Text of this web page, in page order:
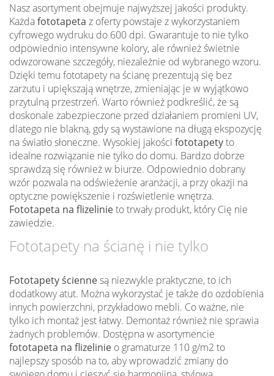
Nasz asortyment obejmuje najwyższej jakości produkty.
Każdafototapeta z oferty powstaje z wykorzystaniem
cyfrowego wydruku do 600 dpi. Gwarantuje to nie tylko
odpowiednio intensywne kolory, ale również świetnie
odwzorowane szczegóły, niezależnie od wybranego wzoru.
Dzięki temu fototapety na ścianę prezentują się bez
zarzutu i upiększają wnętrze, zmieniając je w wyjątkowo
przytulną przestrzeń. Warto również podkreślić, że są
doskonale zabezpieczone przed działaniem promieni UV,
dlatego nie blakną, gdy są wystawione na długą ekspozycję
na światło słoneczne. Wysokiej jakości fototapetyto
idealne rozwiązanie nie tylko do domu. Bardzo dobrze
sprawdzą się również w biurze. Odpowiednio dobrany
wzór pozwala na odświeżenie aranżacji, a przy okazji na
optyczne powiększenie i rozświetlenie wnętrza.
Fototapeta na flizelinieto trwały produkt, który Cię nie
zawiedzie.
Fototapety na ścianę i nie tylko
Fototapety ściennesą niezwykle praktyczne, to ich
dodatkowy atut. Można wykorzystać je także do ozdobienia
innych powierzchni, przykładowo mebli. Co ważne, nie
tylko ich montaż jest łatwy. Demontaż również nie sprawia
żadnych problemów. Dostępna w asortymencie
fototapeta na flizelinie o gramaturze 110 g/m2 to
najlepszy sposób na to, aby wprowadzić zmiany do